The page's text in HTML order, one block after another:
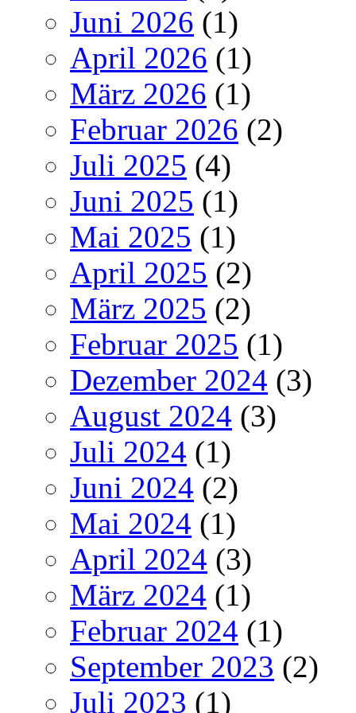
Juni 2026 (1)
April 2026 (1)
März 2026 (1)
Februar 2026 (2)
Juli 2025 (4)
Juni 2025 (1)
Mai 2025 (1)
April 2025 (2)
März 2025 (2)
Februar 2025 (1)
Dezember 2024 (3)
August 2024 (3)
Juli 2024 (1)
Juni 2024 (2)
Mai 2024 (1)
April 2024 (3)
März 2024 (1)
Februar 2024 (1)
September 2023 (2)
Juli 2023 (1)